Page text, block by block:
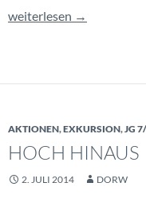
Mit mehr als 99
weiterlesen →
AKTIONEN,EXKURSION,JG
HOCH HINAUS
2. JULI 2014 DORW